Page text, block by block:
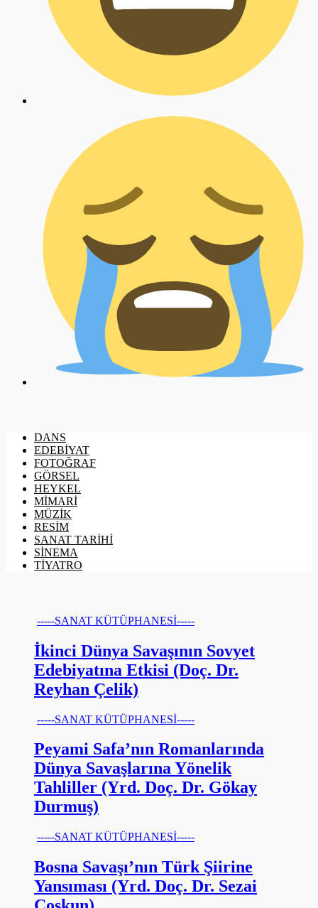
DANS
EDEBİYAT
FOTOĞRAF
GÖRSEL
HEYKEL
MİMARİ
MÜZİK
RESİM
SANAT TARİHİ
SİNEMA
TİYATRO
-----SANAT KÜTÜPHANESİ-----
İkinci Dünya Savaşının Sovyet
Edebiyatına Etkisi (Doç. Dr.
Reyhan Çelik)
-----SANAT KÜTÜPHANESİ-----
Peyami Safa’nın Romanlarında
Dünya Savaşlarına Yönelik
Tahliller (Yrd. Doç. Dr. Gökay
Durmuş)
-----SANAT KÜTÜPHANESİ-----
Bosna Savaşı’nın Türk Şiirine
Yansıması (Yrd. Doç. Dr. Sezai